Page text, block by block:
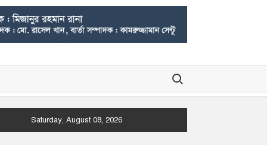
Search for:
Saturday, August 08, 2026